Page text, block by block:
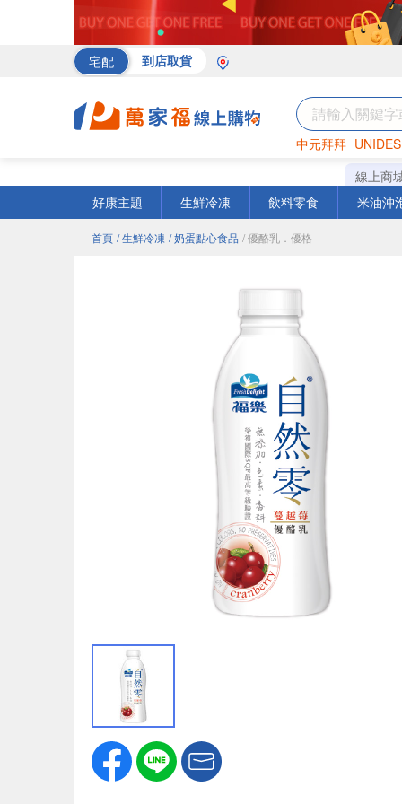
宅配 到店取貨
中元拜拜
海苔 巧克力
線上商
好康主題
生鮮冷凍 飲料零食 米油沖
首頁 / 生鮮冷凍 / 奶蛋點心食品 / 優酪乳．優格